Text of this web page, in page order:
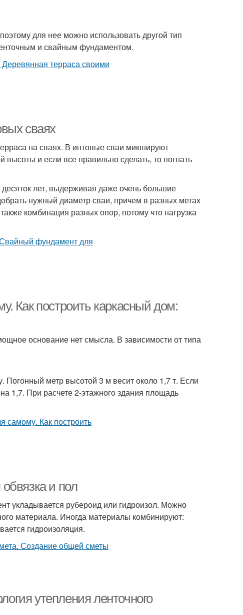
для нее можно использовать другой тип
и свайным фундаментом.
сваях
на сваях. В интовые сваи микшируют
и если все правильно сделать, то погнать
лет, выдерживая даже очень большие
нужный диаметр сваи, причем в разных метах
комбинация разных опор, потому что нагрузка
Как построить каркасный дом:
основание нет смысла. В зависимости от типа
метр высотой 3 м весит около 1,7 т. Если
1,7. При расчете 2-этажного здания площадь
и пол
укладывается рубероид или гидроизол. Можно
материала. Иногда материалы комбинируют:
гидроизоляция.
утепления ленточного